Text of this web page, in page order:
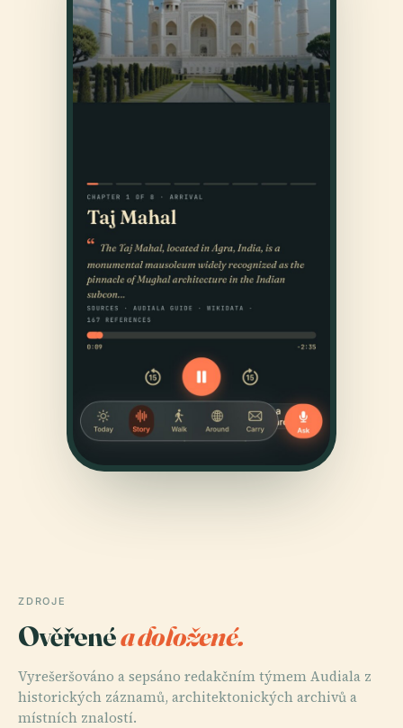
ZDROJE
Ověřenéa doložené.
Vyrešeršováno a sepsáno redakčním týmem Audiala z
historických záznamů, architektonických archivů a
místních znalostí.